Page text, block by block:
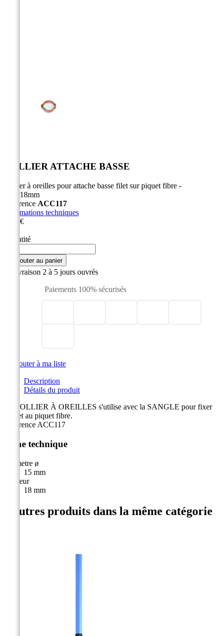
COLLIER ATTACHE BASSE
Collier à oreilles pour attache basse filet sur piquet fibre -
Ø15/18mm
Référence ACC117
Informations techniques
0,60 €
Quantité
Ajouter au panier
Livraison 2 à 5 jours ouvrés
Paiements 100% sécurisés
Ajouter à ma liste
Description
Détails du produit
Le COLLIER À OREILLES s'utilise avec la SANGLE pour fixer
le filet au piquet fibre.
Référence ACC117
Fiche technique
Diametre ø
15 mm
Hauteur
18 mm
4 autres produits dans la même catégorie